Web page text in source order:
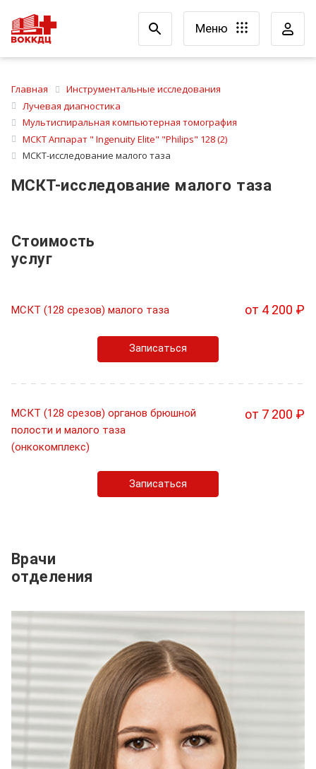
Меню
Главная
Инструментальные исследования
Лучевая диагностика
Мультиспиральная компьютерная томография
МСКТ Аппарат " Ingenuity Elite" "Philips" 128 (2)
МСКТ-исследование малого таза
МСКТ-исследование малого таза
Стоимость
услуг
МСКТ (128 срезов) малого таза от 4 200 ₽
Записаться
МСКТ (128 срезов) органов брюшной
полости и малого таза
(онкокомплекс)
от 7 200 ₽
Записаться
Врачи
отделения